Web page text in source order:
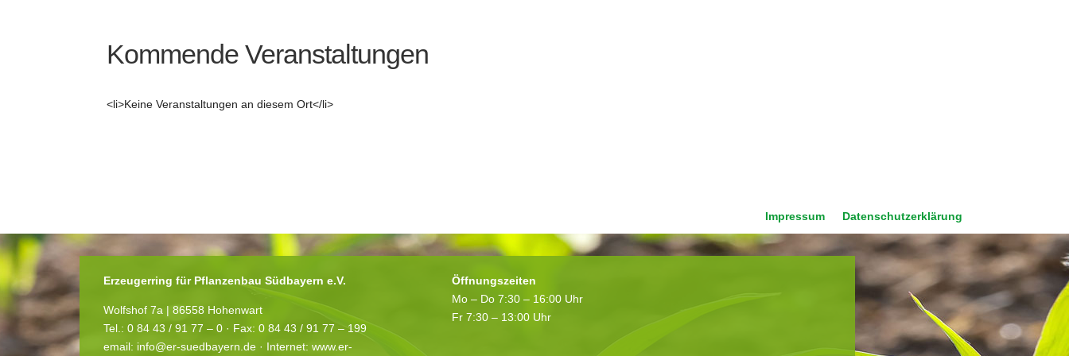
Kommende Veranstaltungen
<li>Keine Veranstaltungen an diesem Ort</li>
Impressum Datenschutzerklärung
Erzeugerring für Pflanzenbau Südbayern e.V.
Wolfshof 7a | 86558 Hohenwart
Tel.: 0 84 43 / 91 77 – 0 · Fax: 0 84 43 / 91 77 – 199
email: info@er-suedbayern.de · Internet: www.er-
Öffnungszeiten
Mo – Do 7:30 – 16:00 Uhr
Fr 7:30 – 13:00 Uhr